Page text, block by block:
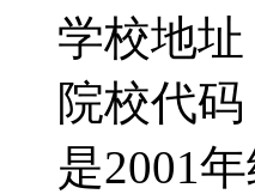
学校地
院校代
是2001